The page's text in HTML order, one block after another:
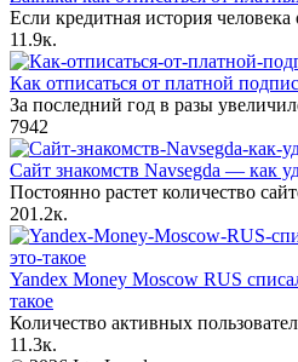
Если кредитная история
11.9к.
Как отписаться от платной
За последний год в разы
7942
Сайт знакомств Navsegda — как
Постоянно растет количество
201.2к.
Yandex Money Moscow RUS
такое
Количество активных
11.3к.